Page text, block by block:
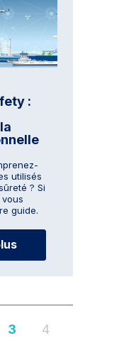
:
utilisés
? Si
guide.
3
4